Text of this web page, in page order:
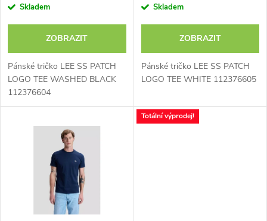
o
d
u
r
d
u
Skladem
ZOBRAZIT
Pánské tričko LEE SS PATCH
LOGO TEE WASHED BLACK
112376604
Skladem
ZOBRAZIT
Pánské tričko LEE SS PATCH
LOGO TEE WHITE 112376605
Totální výprodej!